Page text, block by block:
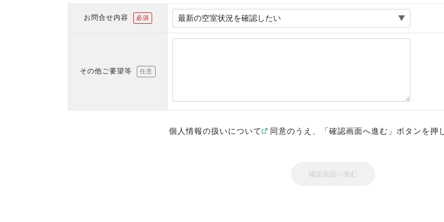
お問合せ内容 必須
その他ご要望等 任意
個人情報の扱いについて 同意のうえ、「確認画面へ進む」ボタンを押